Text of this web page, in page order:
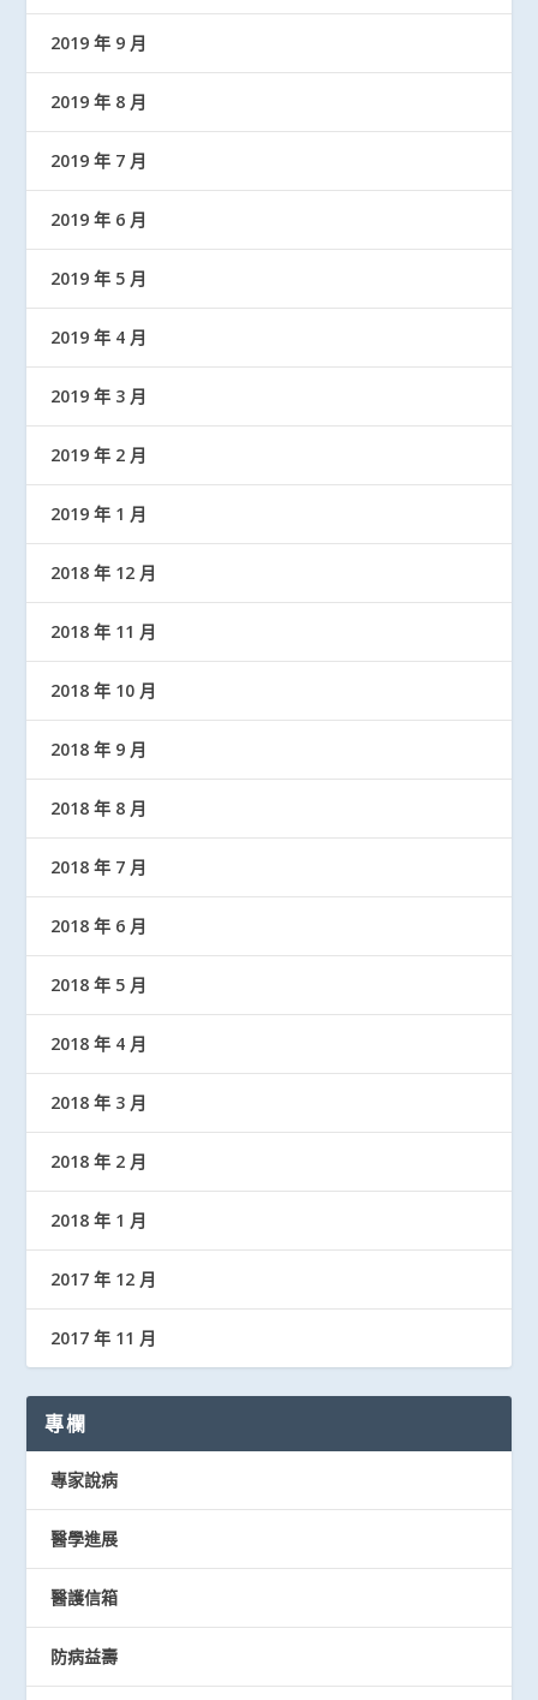
2019 年 9 月
2019 年 8 月
2019 年 7 月
2019 年 6 月
2019 年 5 月
2019 年 4 月
2019 年 3 月
2019 年 2 月
2019 年 1 月
2018 年 12 月
2018 年 11 月
2018 年 10 月
2018 年 9 月
2018 年 8 月
2018 年 7 月
2018 年 6 月
2018 年 5 月
2018 年 4 月
2018 年 3 月
2018 年 2 月
2018 年 1 月
2017 年 12 月
2017 年 11 月
專欄
專家說病
醫學進展
醫護信箱
防病益壽